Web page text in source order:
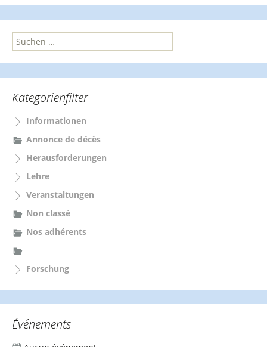
u
c
h
n
a
c
Kategorienfilter
Informationen
Annonce de décès
Herausforderungen
Lehre
Veranstaltungen
Non classé
Nos adhérents
Forschung
Événements